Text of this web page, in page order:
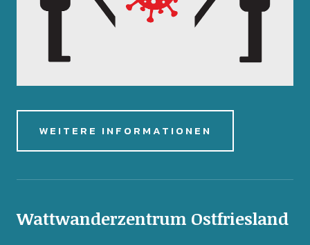
WEITERE INFORMATIONEN
Wattwanderzentrum Ostfriesland